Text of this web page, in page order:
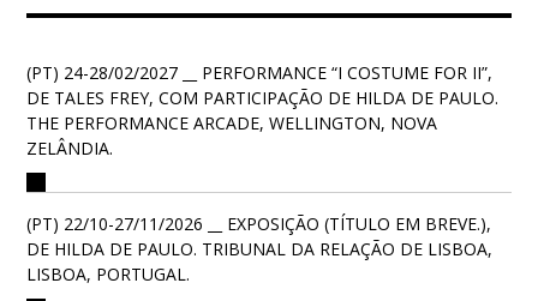
(PT) 24-28/02/2027 __ PERFORMANCE “I COSTUME FOR II”,
DE TALES FREY, COM PARTICIPAÇÃO DE HILDA DE PAULO.
THE PERFORMANCE ARCADE, WELLINGTON, NOVA
ZELÂNDIA.
(PT) 22/10-27/11/2026 __ EXPOSIÇÃO (TÍTULO EM BREVE.),
DE HILDA DE PAULO. TRIBUNAL DA RELAÇÃO DE LISBOA,
LISBOA, PORTUGAL.